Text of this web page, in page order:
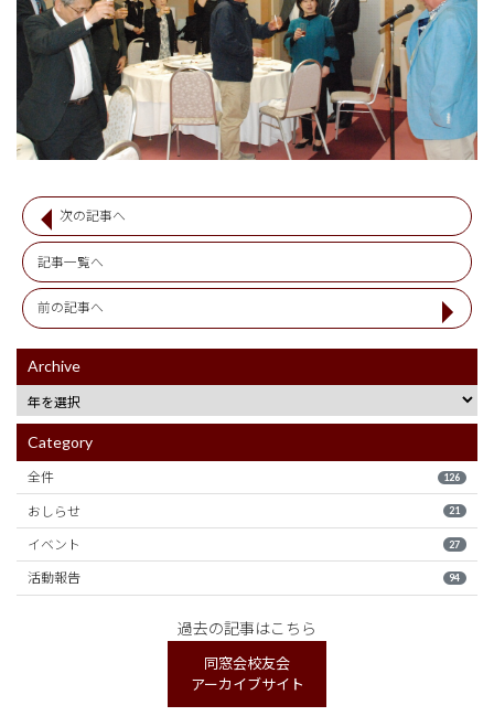
次の記事へ
記事一覧へ
前の記事へ
Archive
Category
全件 126
おしらせ 21
イベント 27
活動報告 94
過去の記事はこちら
同窓会校友会
アーカイブサイト